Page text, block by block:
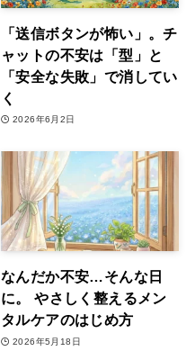
「送信ボタンが怖い」。チ
ャットの不安は「型」と
「安全な失敗」で消してい
く
2026年6月2日
なんだか不安…そんな日
に。 やさしく整えるメン
タルケアのはじめ方
2026年5月18日